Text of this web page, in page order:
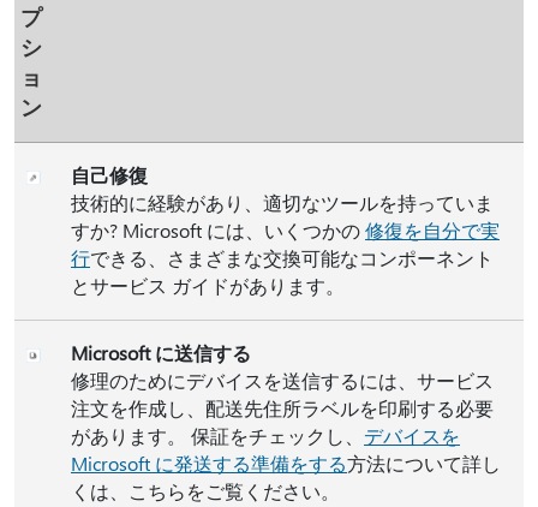
プ
シ
ョ
ン
自己修復
技術的に経験があり、適切なツールを持っていま
すか? Microsoft には、いくつかの修復を自分で実
行できる、さまざまな交換可能なコンポーネント
とサービス ガイドがあります。
Microsoft に送信する
修理のためにデバイスを送信するには、サービス
注文を作成し、配送先住所ラベルを印刷する必要
があります。 保証をチェックし、 デバイスを
Microsoft に発送する準備をする方法について詳し
くは、こちらをご覧ください。